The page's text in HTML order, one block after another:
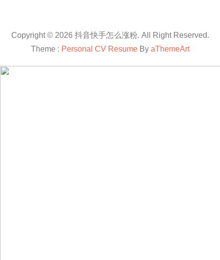
Copyright © 2026 抖音快手怎么涨粉. All Right Reserved.
Theme : Personal CV ResumeBy aThemeArt